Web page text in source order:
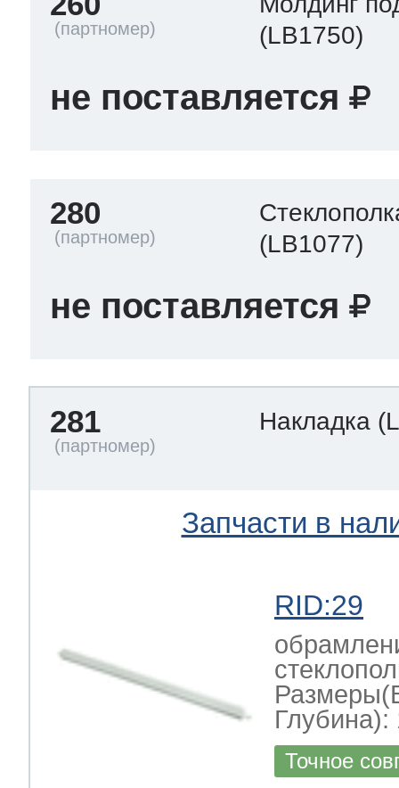
(LB1750)
не поставляется
280
(LB1077)
не поставляется
281 Накладка
Запчасти в
RID:29
Глубина):
Точное